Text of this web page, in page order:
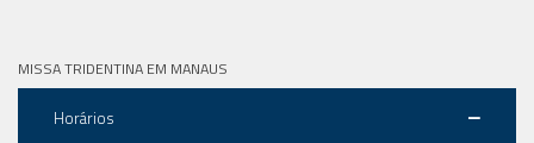
MISSA TRIDENTINA EM MANAUS
Horários